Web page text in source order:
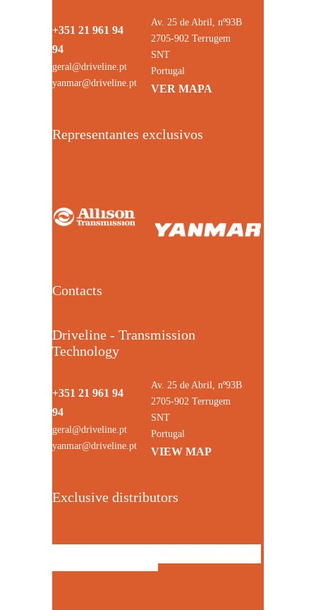
+351 21 961 94
94
geral@driveline.pt
yanmar@driveline.pt
Av. 25 de Abril, nº93B
2705-902 Terrugem
SNT
Portugal
VER MAPA
Representantes exclusivos
Contacts
Driveline - Transmission
Technology
+351 21 961 94
94
geral@driveline.pt
yanmar@driveline.pt
Av. 25 de Abril, nº93B
2705-902 Terrugem
SNT
Portugal
VIEW MAP
Exclusive distributors